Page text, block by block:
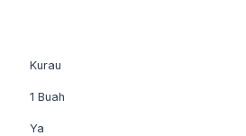
Kurau
1 Buah
Ya